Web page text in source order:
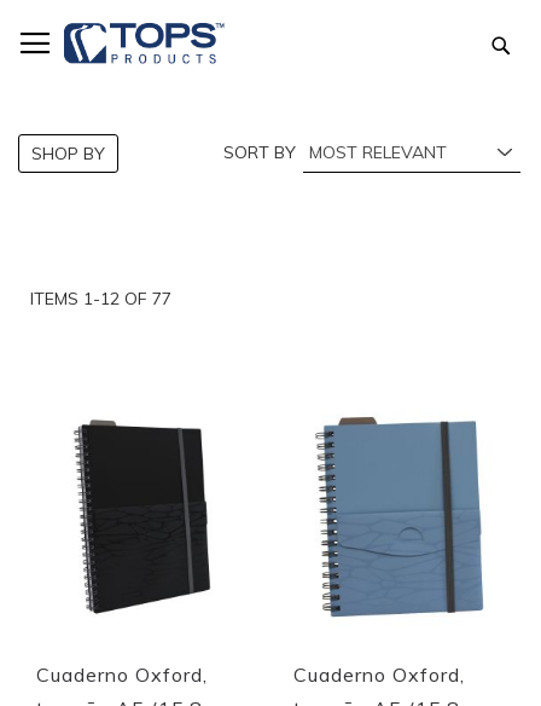
to
Content
ITEMS 1-12 OF 77
SORT BY
Cuaderno Oxford,
Cuaderno Oxford,
SHOP BY